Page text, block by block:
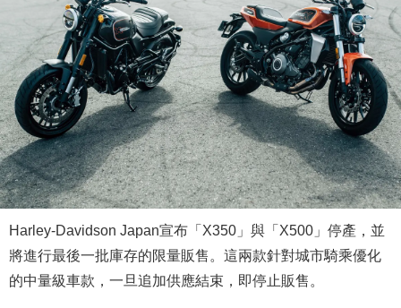
Harley-Davidson Japan宣布「X350」與「X500」停產，並
將進行最後一批庫存的限量販售。這兩款針對城市騎乘優化
的中量級車款，一旦追加供應結束，即停止販售。